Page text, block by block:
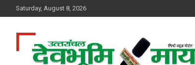
to
Saturday, August 8, 2026